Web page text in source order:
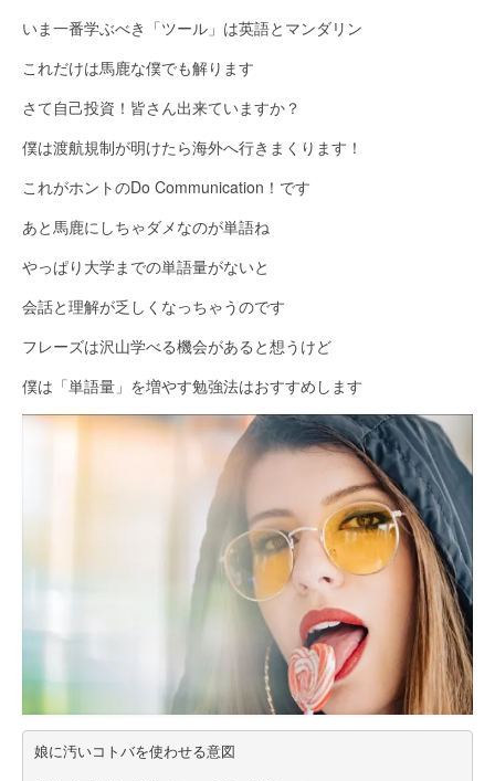
いま一番学ぶべき「ツール」は英語とマンダリン
これだけは馬鹿な僕でも解ります
さて自己投資！皆さん出来ていますか？
僕は渡航規制が明けたら海外へ行きまくります！
これがホントのDo Communication！です
あと馬鹿にしちゃダメなのが単語ね
やっぱり大学までの単語量がないと
会話と理解が乏しくなっちゃうのです
フレーズは沢山学べる機会があると想うけど
僕は「単語量」を増やす勉強法はおすすめします
娘に汚いコトバを使わせる意図